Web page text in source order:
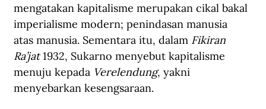
mengatakan kapitalisme merupakan cikal bakal
imperialisme modern; penindasan manusia
atas manusia. Sementara itu, dalam Fikiran
Ra’jat 1932, Sukarno menyebut kapitalisme
menuju kepada Verelendung, yakni
menyebarkan kesengsaraan.